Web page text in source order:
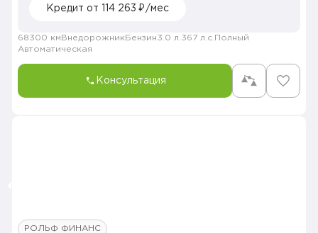
Кредит от 114 263 ₽/мес
68300 км Внедорожник Бензин3.0 л. 367 л.с. Полный
Автоматическая
Консультация
РОЛЬФ ФИНАНС